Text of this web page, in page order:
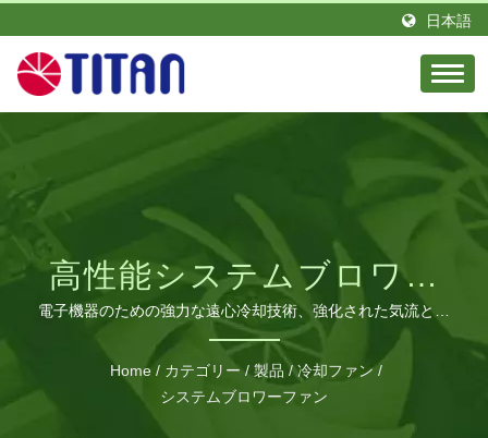
日本語
高性能システムブロワー
ファン
電子機器のための強力な遠心冷却技術、強化された気流と静
音動作。
Home / カテゴリー / 製品 / 冷却ファン /
システムブロワーファン